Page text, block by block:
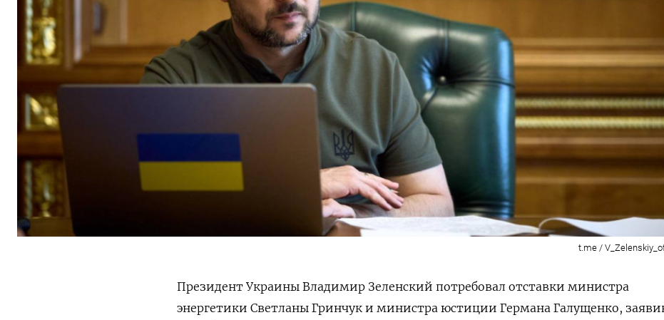
t.me /
Президент Украины Владимир Зеленский потребовал отставки министра
энергетики Светланы Гринчук и министра юстиции Германа Галущенко,